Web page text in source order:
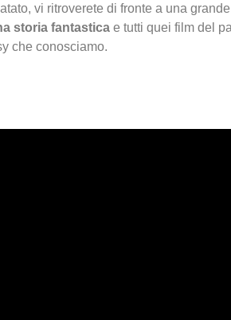
vi ritroverete di fronte a una
storia fantastica e tutti quei film del
che conosciamo.